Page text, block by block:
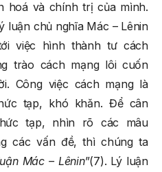
hoá và chính trị của mình.
luận chủ nghĩa Mác – Lênin
việc hình thành tư cách
trào cách mạng lôi cuốn
Công việc cách mạng là
tạp, khó khǎn. Để cân
tạp, nhìn rõ các mâu
các vấn đề, thì chúng ta
Mác – Lênin”(7). Lý luận